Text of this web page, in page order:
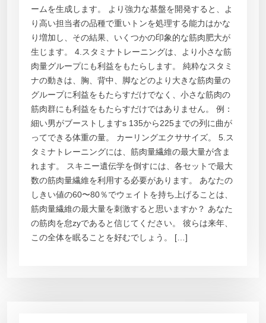
ームを生成します。 より強力な基盤を開発すると、よ
り高い担当者の品種で重いトンを処理する能力はかな
り増加し、その結果、いくつかの印象的な筋肉肥大が
生じます。 4.スタミナトレーニングは、より小さな筋
肉量グループにも利益をもたらします。 純粋なスタミ
ナの動きは、胸、背中、脚などのより大きな筋肉量の
グループに利益をもたらすだけでなく、小さな筋肉の
筋肉群にも利益をもたらすだけではありません。 例：
細い男がブーストしますs 135から225までの列に曲が
ってできる体重の量。 カーリングエクササイズ。 5.ス
タミナトレーニングには、筋肉量繊維の最大量が含ま
れます。 スキニー遺伝学を倒すには、各セットで最大
数の筋肉量繊維を利用する必要があります。 あなたの
しきい値の60〜80％でウェイトを持ち上げることは、
筋肉量繊維の最大量を刺激すると思いますか？ あなた
の筋肉を怠zyであると信じてください。 彼らは来年、
この全体を眠ることを好むでしょう。 […]